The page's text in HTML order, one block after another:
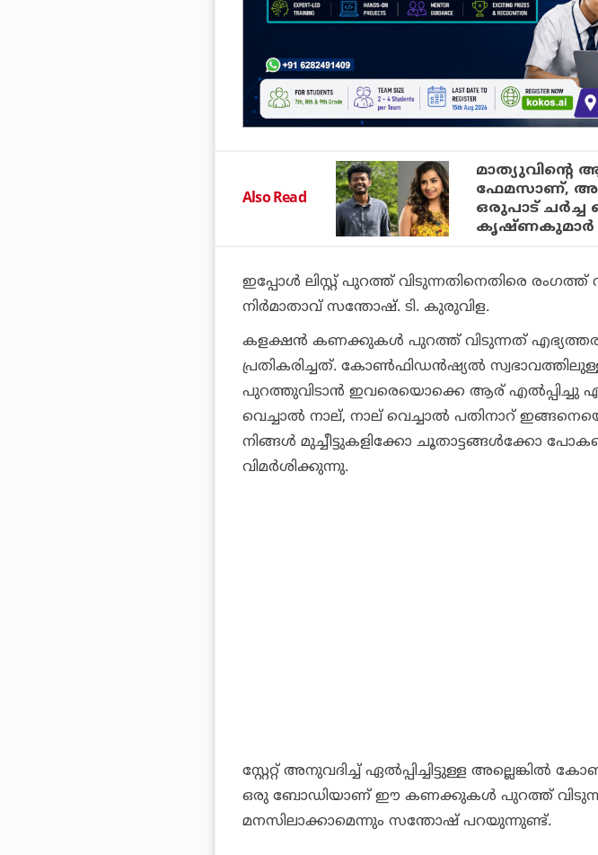
Also Read
മാത്യുവിന്റെ ആ
ഫേമസാണ്,
ഒരുപാട് ചര്‍ച്ച
കൃഷ്ണകുമാര്‍
ഇപ്പോൾ ലിസ്റ്റ് പുറത്ത് വിടുന്നതിനെതിരെ
നിർമാതാവ് സന്തോഷ്. ടി. കുരുവിള.
കളക്ഷൻ കണക്കുകൾ പുറത്ത് വിടുന്നത്
പ്രതികരിച്ചത്. കോൺഫിഡൻഷ്യൽ
പുറത്തുവിടാൻ ഇവരെയൊക്കെ ആര് എൽപ്പിച്ചു
വെച്ചാൽ നാല്, നാല് വെച്ചാൽ പതിനാറ്
നിങ്ങൾ മുച്ചീട്ടുകളിക്കോ ചൂതാട്ടങ്ങൾക്കോ
വിമർശിക്കുന്നു.
സ്റ്റേറ്റ് അനുവദിച്ച് ഏൽപ്പിച്ചിട്ടുള്ള അല്ലെങ്കിൽ
ഒരു ബോഡിയാണ് ഈ കണക്കുകൾ പുറത്ത്
മനസിലാക്കാമെന്നും സന്തോഷ് പറയുന്നുണ്ട്.